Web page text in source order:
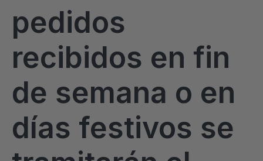
pedidos
recibidos en fin
de semana o en
días festivos se